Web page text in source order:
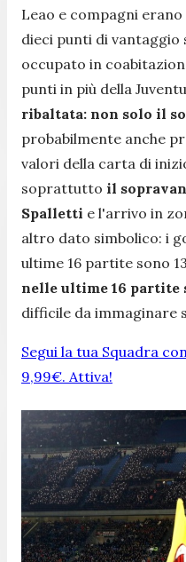
Leao e compagni
dieci punti di
occupato in
punti in più della
ribaltata: non solo il
probabilmente anche
valori della carta di
soprattutto il
Spalletti e l'arrivo in
altro dato simbolico: i
ultime 16 partite sono
nelle ultime 16 partite
difficile da immaginare
Segui la tua Squadra
9,99€. Attiva!